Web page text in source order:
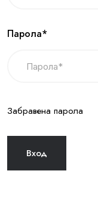
Парола*
Забравена парола